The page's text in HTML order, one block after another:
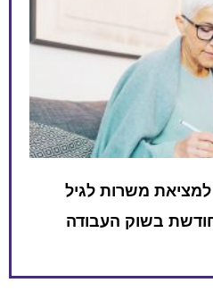
למציאת משרות לגיל
בשוק העבודה